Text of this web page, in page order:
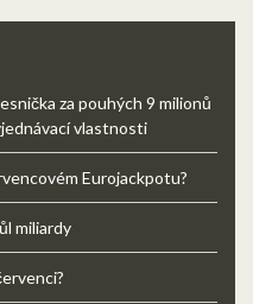
za pouhých 9 milionů
vlastnosti
Eurojackpotu?
miliardy